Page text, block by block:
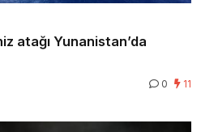
atağı Yunanistan’da
0 11